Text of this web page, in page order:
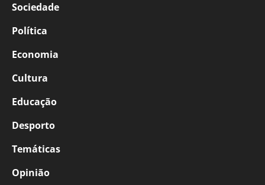
Sociedade
Política
Economia
Cultura
Educação
Desporto
Temáticas
Opinião